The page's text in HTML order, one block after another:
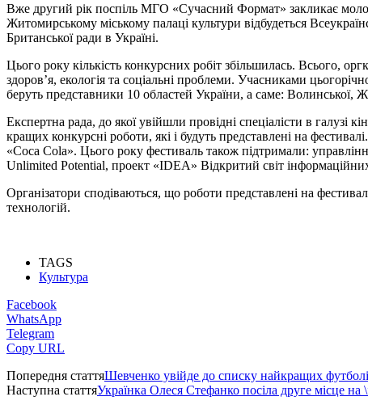
Вже другий рік поспіль МГО «Сучасний Формат» закликає
Житомирському міському палаці культури відбудеться
Британської ради в Україні.
Цього року кількість конкурсних робіт збільшилась. Всього,
здоров’я, екологія та соціальні проблеми. Учасниками
беруть представники 10 областей України, а саме: Волинської,
Експертна рада, до якої увійшли провідні спеціалісти в галузі
кращих конкурсні роботи, які і будуть представлені на
«Coca Cola». Цього року фестиваль також підтримали:
Unlimited Potential, проект «IDEA» Відкритий світ
Організатори сподіваються, що роботи представлені на
технологій.
TAGS
Культура
Facebook
WhatsApp
Telegram
Copy URL
Попередня статтяШевченко увійде до списку найкращих
Наступна статтяУкраїнка Олеся Стефанко посіла друге місце на